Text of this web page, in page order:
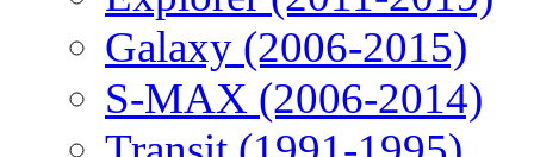
Galaxy (2006-2015)
S-MAX (2006-2014)